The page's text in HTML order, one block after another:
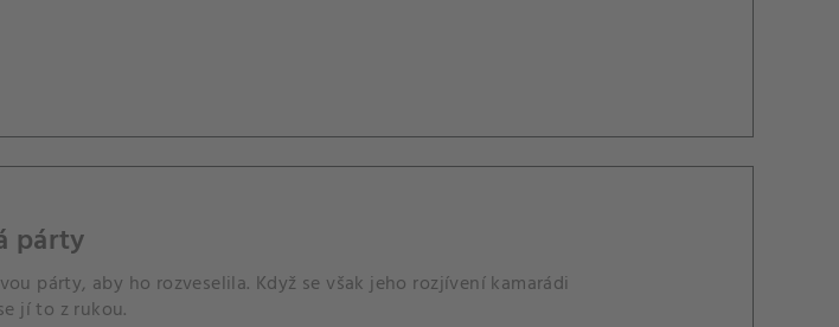
párty
párty, aby ho rozveselila. Když se však jeho rozjívení kamarádi
jí to z rukou.